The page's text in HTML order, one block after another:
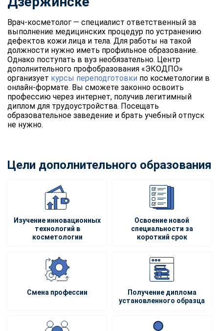
Врач-косметолог — специалист ответственный за
выполнение медицинских процедур по устранению
дефектов кожи лица и тела. Для работы на такой
должности нужно иметь профильное образование.
Однако поступать в вуз необязательно. Центр
дополнительного профобразования «ЭКОДПО»
организует курсы переподготовки по косметологии в
онлайн-формате. Вы сможете законно освоить
профессию через интернет, получив легитимный
диплом для трудоустройства. Посещать
образовательное заведение и брать учебный отпуск
не нужно.
Цели дополнительного образования
Изучение инновационных
технологий в
косметологии
Освоение новой
специальности за
короткий срок
Смена профессии
Получение диплома
установленного образца